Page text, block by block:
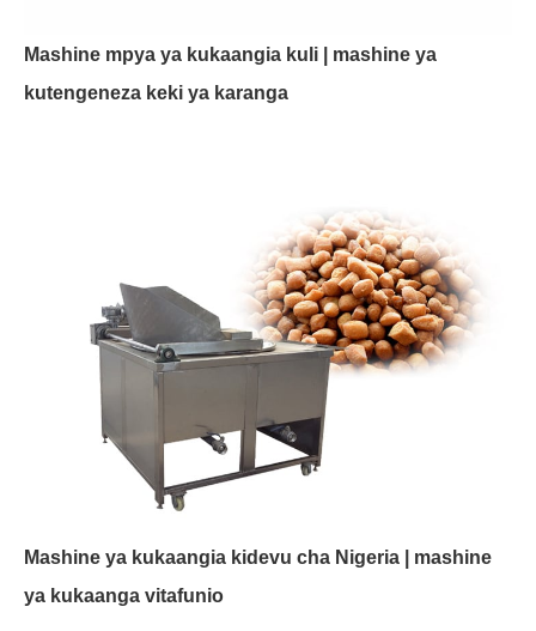
Mashine mpya ya kukaangia kuli | mashine ya
kutengeneza keki ya karanga
Mashine ya kukaangia kidevu cha Nigeria | mashine
ya kukaanga vitafunio